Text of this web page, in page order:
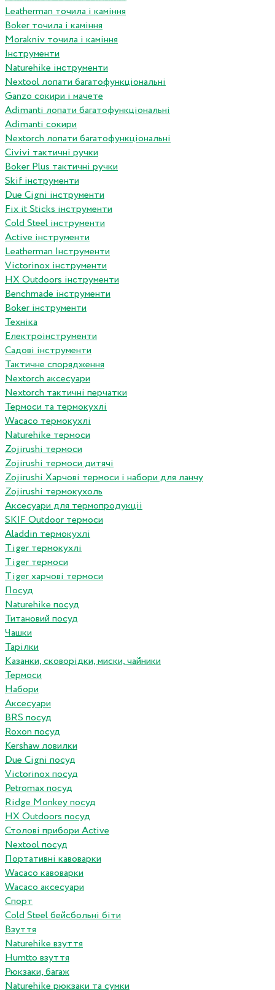
Leatherman точила і каміння
Boker точила і каміння
Morakniv точила і каміння
Інструменти
Naturehike інструменти
Nextool лопати багатофункціональні
Ganzo сокири і мачете
Adimanti лопати багатофункціональні
Adimanti сокири
Nextorch лопати багатофункціональні
Сivivi тактичні ручки
Boker Plus тактичні ручки
Skif інструменти
Due Cigni інструменти
Fix it Sticks інструменти
Сold Steel інструменти
Active інструменти
Leatherman Інструменти
Victorinox інструменти
HX Outdoors інструменти
Benchmade інструменти
Boker інструменти
Техніка
Електроінструменти
Садові інструменти
Тактичне спорядження
Nextorch аксесуари
Nextorch тактичні перчатки
Термоси та термокухлі
Wacaco термокухлі
Naturehike термоси
Zojirushi термоси
Zojirushi термоси дитячі
Zojirushi Харчові термоси і набори для ланчу
Zojirushi термокухоль
Аксесуари для термопродукціі
SKIF Outdoor термоси
Aladdin термокухлі
Tiger термокухлі
Tiger термоси
Tiger харчові термоси
Посуд
Naturehike посуд
Титановий посуд
Чашки
Тарілки
Казанки, сковорідки, миски, чайники
Термоси
Набори
Аксесуари
BRS посуд
Roxon посуд
Kershaw ловилки
Due Cigni посуд
Victorinox посуд
Petromax посуд
Ridge Monkey посуд
HX Outdoors посуд
Столові прибори Active
Nextool посуд
Портативні кавоварки
Wacaco кавоварки
Wacaco аксесуари
Спорт
Cold Steel бейсбольні біти
Взуття
Naturehike взуття
Humtto взуття
Рюкзаки, багаж
Naturehike рюкзаки та сумки